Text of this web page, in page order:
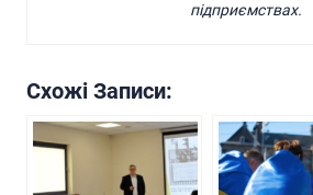
підприємствах.
Схожі Записи: